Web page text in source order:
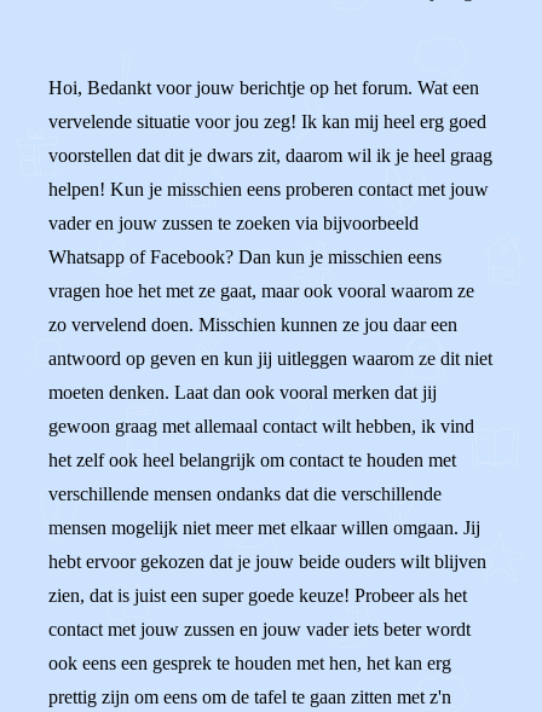
Hoi, Bedankt voor jouw berichtje op het forum. Wat een
vervelende situatie voor jou zeg! Ik kan mij heel erg goed
voorstellen dat dit je dwars zit, daarom wil ik je heel graag
helpen! Kun je misschien eens proberen contact met jouw
vader en jouw zussen te zoeken via bijvoorbeeld
Whatsapp of Facebook? Dan kun je misschien eens
vragen hoe het met ze gaat, maar ook vooral waarom ze
zo vervelend doen. Misschien kunnen ze jou daar een
antwoord op geven en kun jij uitleggen waarom ze dit niet
moeten denken. Laat dan ook vooral merken dat jij
gewoon graag met allemaal contact wilt hebben, ik vind
het zelf ook heel belangrijk om contact te houden met
verschillende mensen ondanks dat die verschillende
mensen mogelijk niet meer met elkaar willen omgaan. Jij
hebt ervoor gekozen dat je jouw beide ouders wilt blijven
zien, dat is juist een super goede keuze! Probeer als het
contact met jouw zussen en jouw vader iets beter wordt
ook eens een gesprek te houden met hen, het kan erg
prettig zijn om eens om de tafel te gaan zitten met z'n